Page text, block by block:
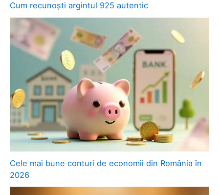
Cum recunoști argintul 925 autentic
Cele mai bune conturi de economii din România în
2026